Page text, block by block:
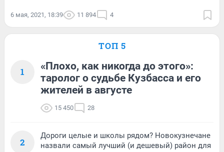
6 мая, 2021, 18:39 11 894 4
ТОП 5
1
«Плохо, как никогда до этого»:
таролог о судьбе Кузбасса и его
жителей в августе
15 450 28
2
Дороги целые и школы рядом? Новокузнечане
назвали самый лучший (и дешевый) район для